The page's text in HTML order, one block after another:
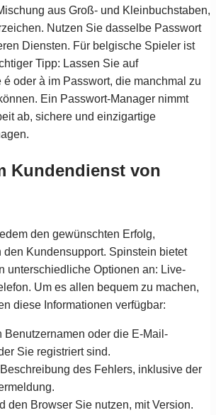
aus Groß- und Kleinbuchstaben,
Nutzen Sie dasselbe Passwort
Diensten. Für belgische Spieler ist
Tipp: Lassen Sie auf
oder à im Passwort, die manchmal zu
Ein Passwort-Manager nimmt
ab, sichere und einzigartige
Kundendienst von
den gewünschten Erfolg,
den Kundensupport. Spinstein bietet
unterschiedliche Optionen an: Live-
Um es allen bequem zu machen,
diese Informationen verfügbar:
Benutzernamen oder die E-Mail-
Sie registriert sind.
des Fehlers, inklusive der
den Browser Sie nutzen, mit Version.